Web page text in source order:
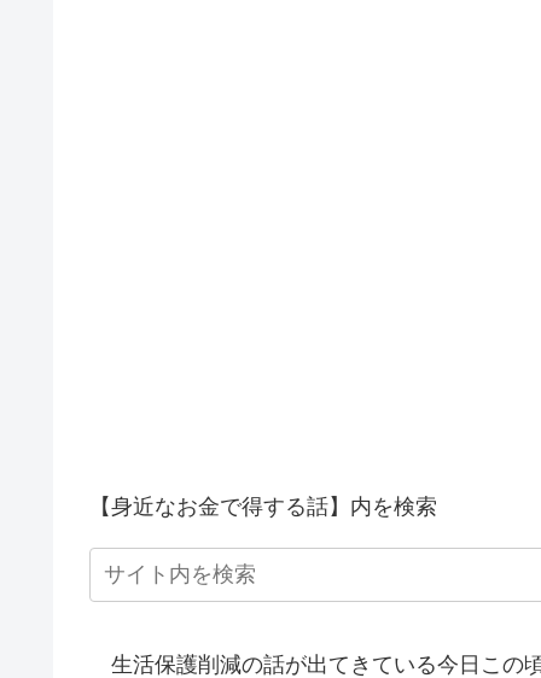
【身近なお金で得する話】内を検索
生活保護削減の話が出てきている今日この